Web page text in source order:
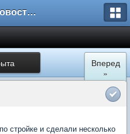
Форум Новостройки
Вперед
»
стройке и сделали несколько